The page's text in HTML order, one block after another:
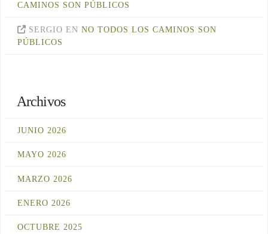
CAMINOS SON PÚBLICOS
SERGIO EN NO TODOS LOS CAMINOS SON
PÚBLICOS
Archivos
JUNIO 2026
MAYO 2026
MARZO 2026
ENERO 2026
OCTUBRE 2025